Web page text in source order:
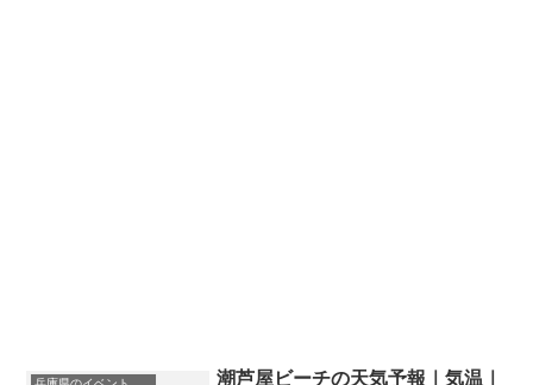
潮芦屋ビーチの天気予報｜気温｜